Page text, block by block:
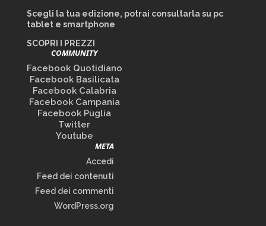
Scegli la tua edizione, potrai consultarla su pc
tablet e smartphone
SCOPRI I PREZZI
COMMUNITY
Facebook Quotidiano
Facebook Basilicata
Facebook Calabria
Facebook Campania
Facebook Puglia
Twitter
Youtube
META
Accedi
Feed dei contenuti
Feed dei commenti
WordPress.org